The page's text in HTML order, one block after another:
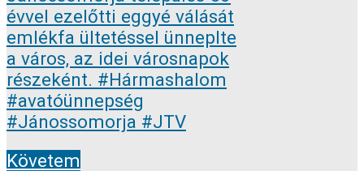
Követem